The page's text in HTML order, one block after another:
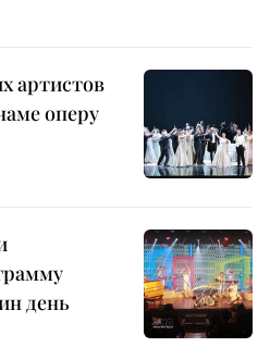
артистов
оперу
день